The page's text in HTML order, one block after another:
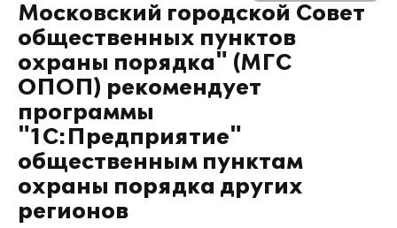
Московский городской Совет
общественных пунктов
охраны порядка" (МГС
ОПОП) рекомендует
программы
"1С:Предприятие"
общественным пунктам
охраны порядка других
регионов